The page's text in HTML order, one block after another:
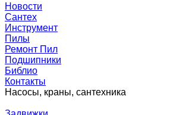
Новости
Сантех
Инструмент
Пилы
Ремонт Пил
Подшипники
Библио
Контакты
Насосы, краны, сантехника